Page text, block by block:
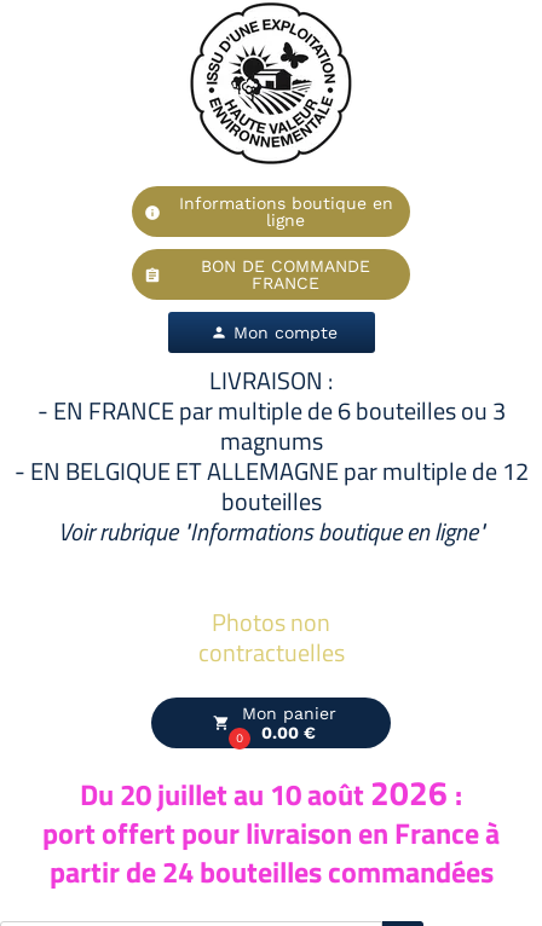
info
Informations boutique en
ligne
assignment
BON DE COMMANDE
FRANCE
person Mon compte
LIVRAISON :
- EN FRANCE par multiple de 6 bouteilles ou 3
magnums
- EN BELGIQUE ET ALLEMAGNE par multiple de 12
bouteilles
Voir rubrique "Informations boutique en ligne"
Photos non
contractuelles
local_grocery_store
0
Mon panier
0.00 €
Du 20juillet au 10 août2026 :
port offert pour livraison en France à
partir de 24 bouteilles commandées